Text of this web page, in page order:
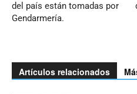
del país están tomadas por
Gendarmería.
Artículos relacionados